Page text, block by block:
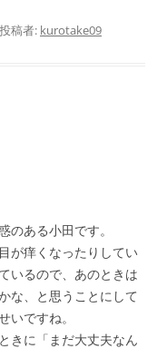
投稿者: kurotake09
のある小田です。
が痒くなったりしてい
いるので、あのときは
な、と思うことにして
いですね。
きに「まだ大丈夫なん